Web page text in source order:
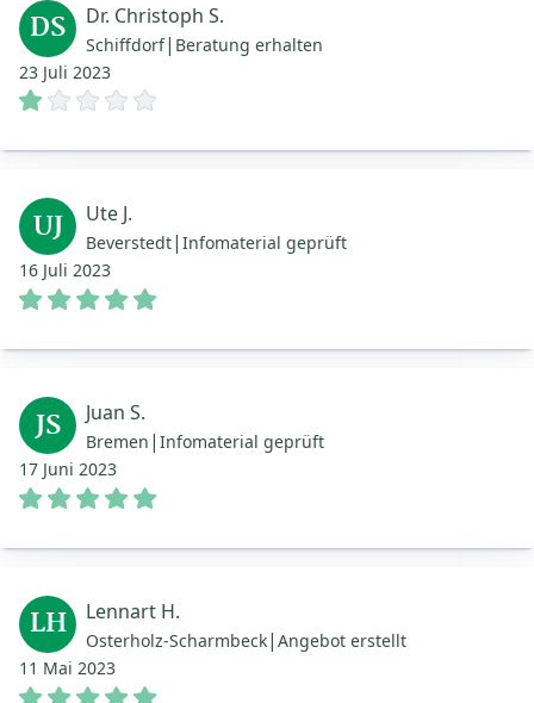
DS Dr. Christoph S.
Schiffdorf| Beratung erhalten
23 Juli 2023
UJ Ute J.
Beverstedt| Infomaterial geprüft
16 Juli 2023
JS Juan S.
Bremen | Infomaterial geprüft
17 Juni 2023
LH Lennart H.
Osterholz-Scharmbeck| Angebot erstellt
11 Mai 2023